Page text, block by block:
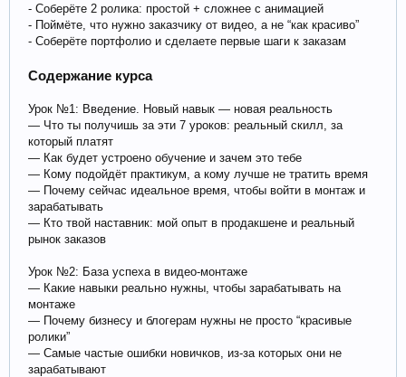
- Соберёте 2 ролика: простой + сложнее с анимацией
- Поймёте, что нужно заказчику от видео, а не “как красиво”
- Соберёте портфолио и сделаете первые шаги к заказам
Содержание курса
Урок №1: Введение. Новый навык — новая реальность
— Что ты получишь за эти 7 уроков: реальный скилл, за
который платят
— Как будет устроено обучение и зачем это тебе
— Кому подойдёт практикум, а кому лучше не тратить время
— Почему сейчас идеальное время, чтобы войти в монтаж и
зарабатывать
— Кто твой наставник: мой опыт в продакшене и реальный
рынок заказов
Урок №2: База успеха в видео-монтаже
— Какие навыки реально нужны, чтобы зарабатывать на
монтаже
— Почему бизнесу и блогерам нужны не просто “красивые
ролики”
— Самые частые ошибки новичков, из-за которых они не
зарабатывают